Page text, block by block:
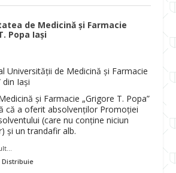
de Medicină și Farmacie
Popa Iași
Universității de Medicină și Farmacie
din Iași
și Farmacie „Grigore T. Popa”
că a oferit absolvenților Promoției
(care nu conține niciun
și un trandafir alb.
Distribuie